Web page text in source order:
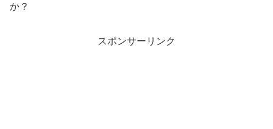
か？
スポンサーリンク